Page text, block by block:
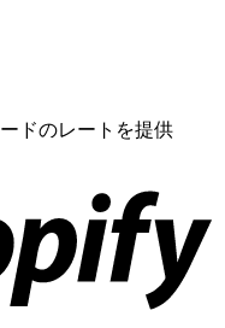
ドのレートを提供